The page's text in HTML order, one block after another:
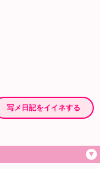
写メ日記をイイネする